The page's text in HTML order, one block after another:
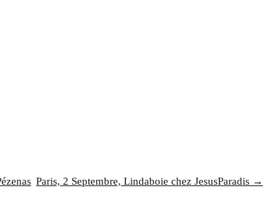
Paris, 2 Septembre, Lindaboie chez JesusParadis →